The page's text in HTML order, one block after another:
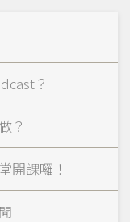
？
？
開課囉！